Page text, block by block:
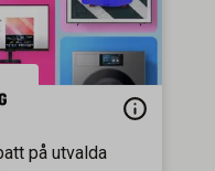
på utvalda